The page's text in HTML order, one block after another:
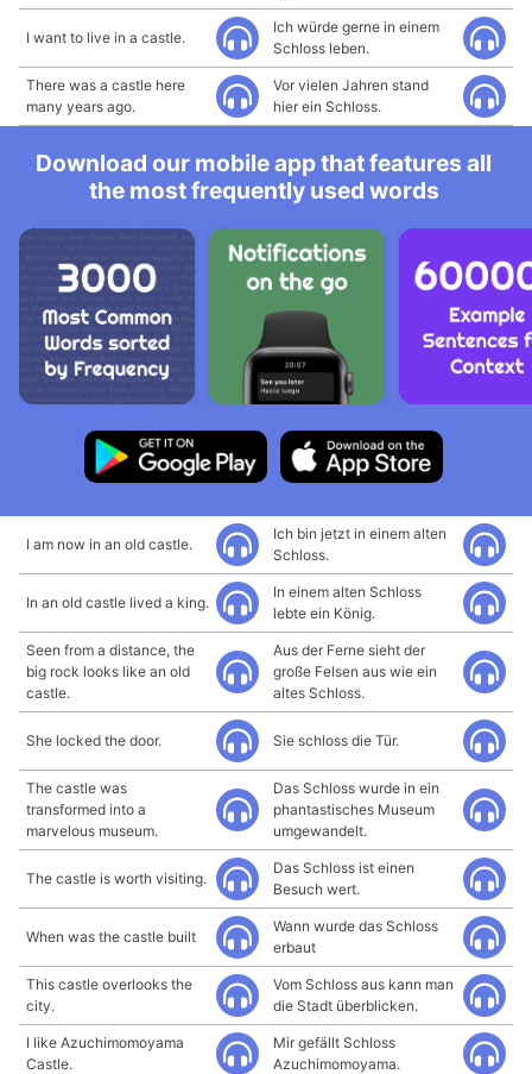
I want to live in a castle.
Ich würde gerne in einem
Schloss leben.
There was a castle here
many years ago.
Vor vielen Jahren stand
hier ein Schloss.
Download our mobile app that features all
the most frequently used words
I am now in an old castle.
Ich bin jetzt in einem alten
Schloss.
In an old castle lived a king.
In einem alten Schloss
lebte ein König.
Seen from a distance, the
big rock looks like an old
castle.
Aus der Ferne sieht der
große Felsen aus wie ein
altes Schloss.
She locked the door. Sie schloss die Tür.
The castle was
transformed into a
marvelous museum.
Das Schloss wurde in ein
phantastisches Museum
umgewandelt.
The castle is worth visiting.
Das Schloss ist einen
Besuch wert.
When was the castle built
Wann wurde das Schloss
erbaut
This castle overlooks the
city.
Vom Schloss aus kann man
die Stadt überblicken.
I like Azuchimomoyama
Castle.
Mir gefällt Schloss
Azuchimomoyama.